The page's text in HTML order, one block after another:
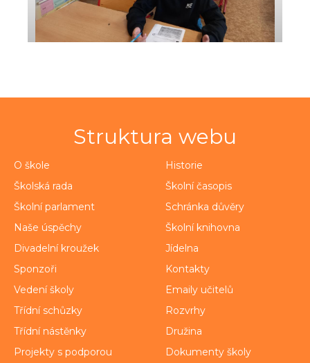
Struktura webu
O škole
Historie
Školská rada
Školní časopis
Školní parlament
Schránka důvěry
Naše úspěchy
Školní knihovna
Divadelní kroužek
Jídelna
Sponzoři
Kontakty
Vedení školy
Emaily učitelů
Třídní schůzky
Rozvrhy
Třídní nástěnky
Družina
Projekty s podporou
Dokumenty školy